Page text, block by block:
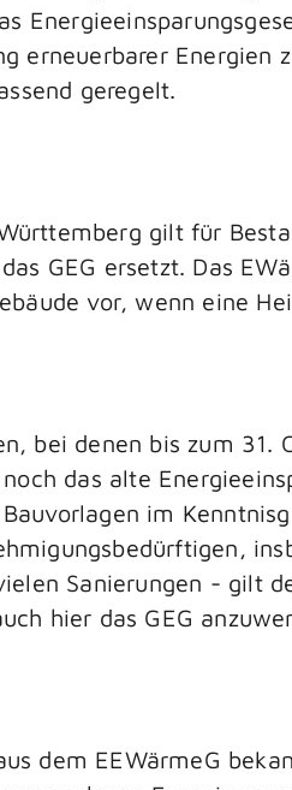
erneuerbarer Energien
geregelt.
gilt für
GEG ersetzt. Das
vor, wenn eine
bei denen bis zum
das alte
im
Sanierungen - gilt
hier das GEG
dem EEWärmeG